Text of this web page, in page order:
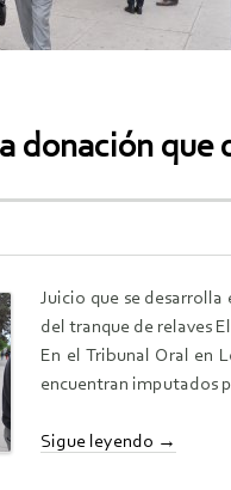
donación que
Juicio que se
del tranque de relaves
En el Tribunal Oral en
encuentran imputados
Sigue leyendo →